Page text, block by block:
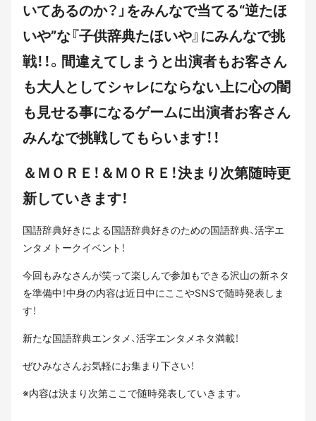
いてあるのか？」をみんなで当てる“逆たほ
いや”な『子供辞典たほいや』にみんなで挑
戦！！。間違えてしまうと出演者もお客さん
も大人としてシャレにならない上に心の闇
も見せる事になるゲームに出演者お客さん
みんなで挑戦してもらいます！！
＆ＭＯＲＥ！＆ＭＯＲＥ！決まり次第随時更
新していきます！
国語辞典好きによる国語辞典好きのための国語辞典、活字エ
ンタメトークイベント！
今回もみなさんが笑って楽しんで参加もできる沢山の新ネタ
を準備中！中身の内容は近日中にここやSNSで随時発表しま
す！
新たな国語辞典エンタメ、活字エンタメネタ満載！
ぜひみなさんお気軽にお集まり下さい！
※内容は決まり次第ここで随時発表していきます。